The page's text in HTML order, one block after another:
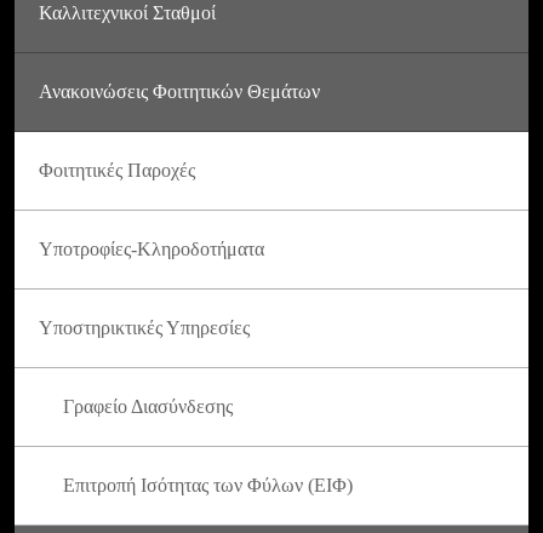
Καλλιτεχνικοί Σταθμοί
Ανακοινώσεις Φοιτητικών Θεμάτων
Φοιτητικές Παροχές
Υποτροφίες-Κληροδοτήματα
Υποστηρικτικές Υπηρεσίες
Γραφείο Διασύνδεσης
Επιτροπή Ισότητας των Φύλων (ΕΙΦ)